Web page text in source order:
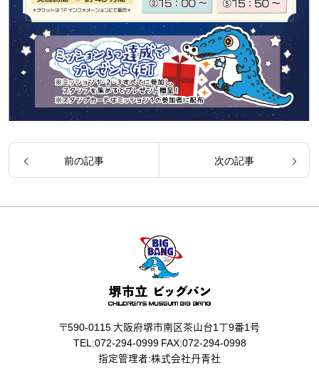
前の記事 次の記事
〒590-0115 大阪府堺市南区茶山台1丁9番1号
TEL:072-294-0999 FAX:072-294-0998
指定管理者:株式会社丹青社